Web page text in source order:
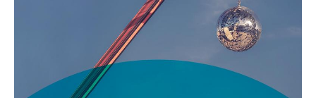
CDU, SPD und FDP regiert.-
Wahlprogramme, aktuelle Berichte
und Hintergründe zu den Parteien
und Kandidaten der anstehenden
aktuelle Weltgeschehen.
Programm Podcasts
Audio-Archiv